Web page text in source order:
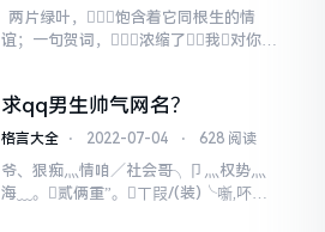
见君...
两片绿叶，饱含着它同根生的情
谊；一句贺词，浓缩了我对你
乐！ 岁月总是愈来愈短，
生日总是愈来愈快，友情总是愈来
你的每一天都如画一样的美丽？生
日...
求qq男生帅气网名？
格言大全 ⋅ 2022-07-04 ⋅ 628 阅读
爷、狠痴灬情咱／社会哥╮卩灬权势灬
海﹏。贰俩重”。ㄒ叚/(装)╰噺,吥ㄋ